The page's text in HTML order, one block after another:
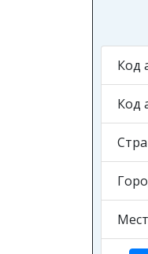
Код
Код